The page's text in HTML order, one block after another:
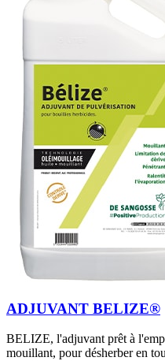
ADJUVANT BELIZE®
BELIZE, l'adjuvant prêt à
mouillant, pour désherber en